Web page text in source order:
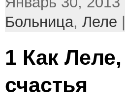
Больница, Леле
1 Как
счастья